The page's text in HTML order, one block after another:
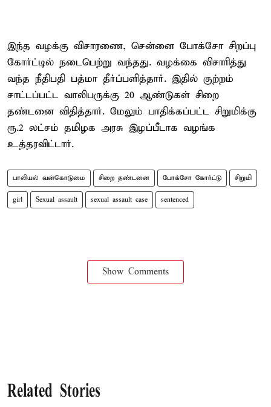
இந்த வழக்கு விசாரணை, சென்னை போக்சோ சிறப்பு
கோர்ட்டில் நடைபெற்று வந்தது. வழக்கை விசாரித்து
வந்த நீதிபதி பத்மா தீர்ப்பளித்தார். இதில் குற்றம்
சாட்டப்பட்ட வாலிபருக்கு 20 ஆண்டுகள் சிறை
தண்டனை விதித்தார். மேலும் பாதிக்கப்பட்ட சிறுமிக்கு
ரூ.2 லட்சம் தமிழக அரசு இழப்பீடாக வழங்க
உத்தரவிட்டார்.
பாலியல் வன்கொடுமை சிறை தண்டனை போக்சோ கோர்ட்டு சிறுமி
girl Sexual assault sexual assault case sentenced
Show Comments
Related Stories